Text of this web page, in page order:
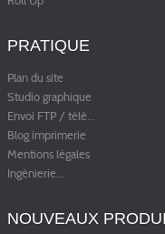
PRATIQUE
Plan du site
Studio graphique
Envoi FTP / télé...
Blog imprimerie
Mentions légales
Ingénierie...
NOUVEAUX